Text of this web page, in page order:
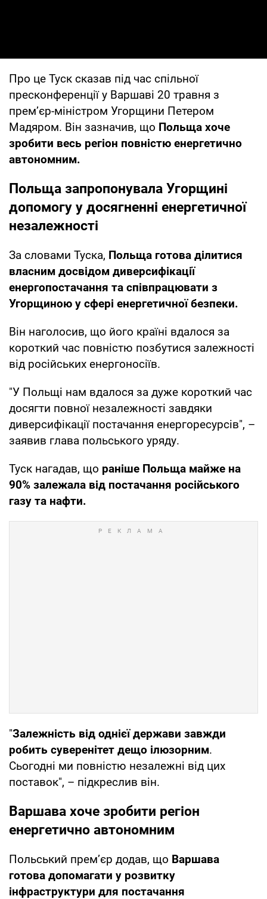
Про це Туск сказав під час спільної
пресконференції у Варшаві 20 травня з
прем’єр-міністром Угорщини Петером
Мадяром. Він зазначив, що Польща хоче
зробити весь регіон повністю енергетично
автономним.
Польща запропонувала Угорщині
допомогу у досягненні енергетичної
незалежності
За словами Туска, Польща готова ділитися
власним досвідом диверсифікації
енергопостачання та співпрацювати з
Угорщиною у сфері енергетичної безпеки.
Він наголосив, що його країні вдалося за
короткий час повністю позбутися залежності
від російських енергоносіїв.
"У Польщі нам вдалося за дуже короткий час
досягти повної незалежності завдяки
диверсифікації постачання енергоресурсів", –
заявив глава польського уряду.
Туск нагадав, що раніше Польща майже на
90% залежала від постачання російського
газу та нафти.
"Залежність від однієї держави завжди
робить суверенітет дещо ілюзорним.
Сьогодні ми повністю незалежні від цих
поставок", – підкреслив він.
Варшава хоче зробити регіон
енергетично автономним
Польський прем’єр додав, що Варшава
готова допомагати у розвитку
інфраструктури для постачання